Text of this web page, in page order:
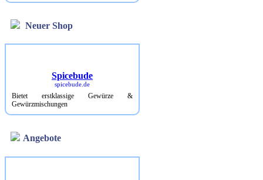
Neuer Shop
Spicebude
spicebude.de
Bietet erstklassige Gewürze &
Gewürzmischungen
Angebote